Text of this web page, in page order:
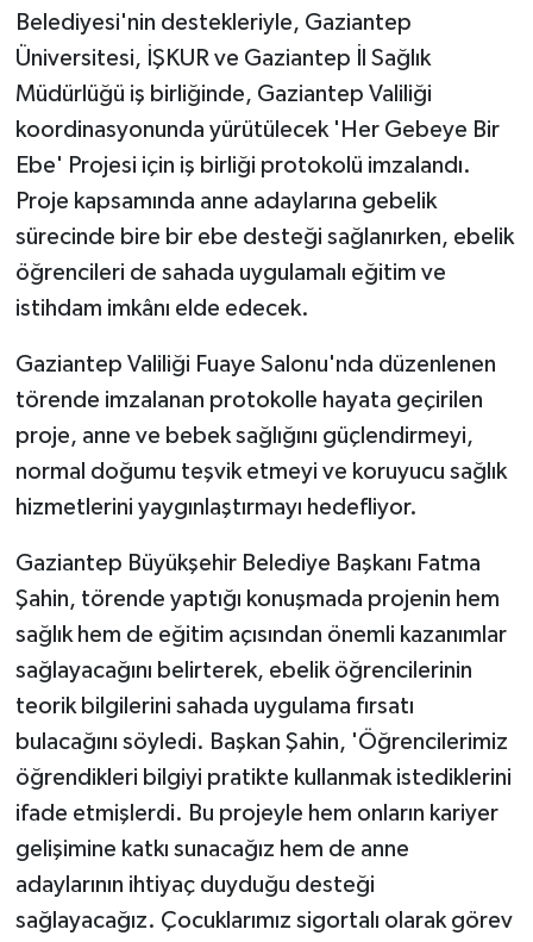
Belediyesi'nin destekleriyle, Gaziantep
Üniversitesi, İŞKUR ve Gaziantep İl Sağlık
Müdürlüğü iş birliğinde, Gaziantep Valiliği
koordinasyonunda yürütülecek 'Her Gebeye Bir
Ebe' Projesi için iş birliği protokolü imzalandı.
Proje kapsamında anne adaylarına gebelik
sürecinde bire bir ebe desteği sağlanırken, ebelik
öğrencileri de sahada uygulamalı eğitim ve
istihdam imkânı elde edecek.
Gaziantep Valiliği Fuaye Salonu'nda düzenlenen
törende imzalanan protokolle hayata geçirilen
proje, anne ve bebek sağlığını güçlendirmeyi,
normal doğumu teşvik etmeyi ve koruyucu sağlık
hizmetlerini yaygınlaştırmayı hedefliyor.
Gaziantep Büyükşehir Belediye Başkanı Fatma
Şahin, törende yaptığı konuşmada projenin hem
sağlık hem de eğitim açısından önemli kazanımlar
sağlayacağını belirterek, ebelik öğrencilerinin
teorik bilgilerini sahada uygulama fırsatı
bulacağını söyledi. Başkan Şahin, 'Öğrencilerimiz
öğrendikleri bilgiyi pratikte kullanmak istediklerini
ifade etmişlerdi. Bu projeyle hem onların kariyer
gelişimine katkı sunacağız hem de anne
adaylarının ihtiyaç duyduğu desteği
sağlayacağız. Çocuklarımız sigortalı olarak görev